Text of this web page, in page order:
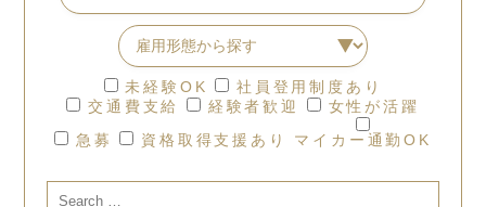
未経験OK
社員登用制度あり
交通費支給
経験者歓迎
女性が活躍
急募
資格取得支援あり マイカー通勤OK